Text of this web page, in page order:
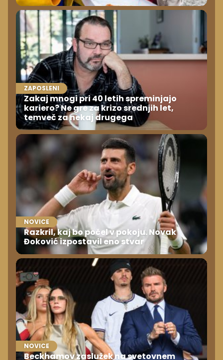
ZAPOSLENI
Zakaj mnogi pri 40 letih spreminjajo
kariero? Ne gre za krizo srednjih let,
temveč za nekaj drugega
NOVICE
Razkril, kaj bo počel v pokoju. Novak
Đoković izpostavil eno stvar
NOVICE
Beckhamov zaslužek na svetovnem